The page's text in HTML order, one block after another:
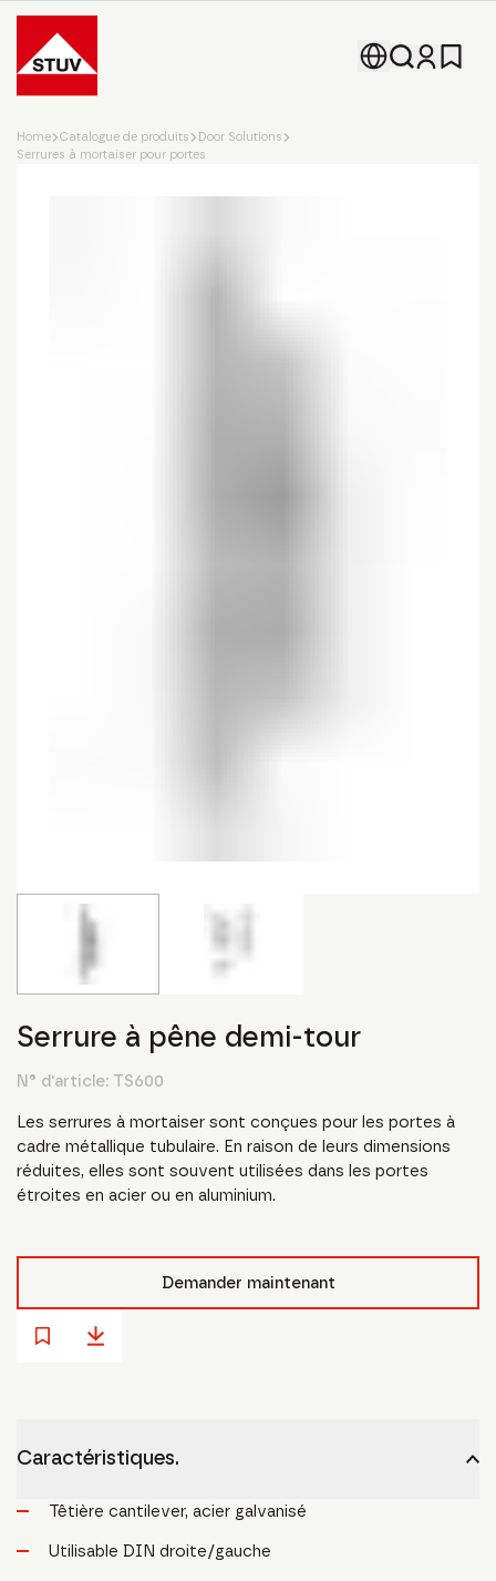
Go To the Homepage
Home Catalogue de produits
Door Solutions
Serrures à mortaiser pour portes
Serrure à pêne demi-tour
N° d'article: TS600
Les serrures à mortaiser sont conçues pour les portes à
cadre métallique tubulaire. En raison de leurs dimensions
réduites, elles sont souvent utilisées dans les portes
étroites en acier ou en aluminium.
Demander maintenant
Caractéristiques.
Têtière cantilever, acier galvanisé
Utilisable DIN droite/gauche